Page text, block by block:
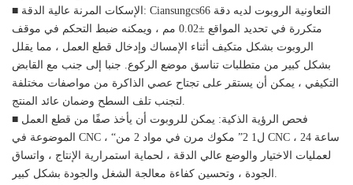
■ الإسكات المرنة عالية الدقة: Ciansungcs66 التعاونية الروبوت لديه دقة
متكررة في تحديد المواقع ±0.02 مم ، ويمكنه ضبط التحكم في موقف
الروبوت بشكل متكيف أثناء الإمساك وإدخال قطع العمل ، مما يقلل
بشكل كبير من متطلبات تناسق موضع الركوع. جنبا إلى جنب مع القابض
التكيفي ، يمكن أن يستقر على تجتاح عصي الذاكرة من مواصفات مختلفة
لتجنب تلف السطح وضمان عائد المنتج.
■ فحص الرؤية الذكية: يمكن للروبوت أن يأخذ صفًا من قطع العمل
الموضوعة في CNC ، “ل1 2” مكوك مرن في مواد 2 من CNC ، 24 ساعة
لعمليات الاختيار والوضع عالي الدقة ، لحماية استمرارية الإنتاج ، واتساق
الجودة ، وتحسين كفاءة معالجة الشغل والجودة بشكل كبير.